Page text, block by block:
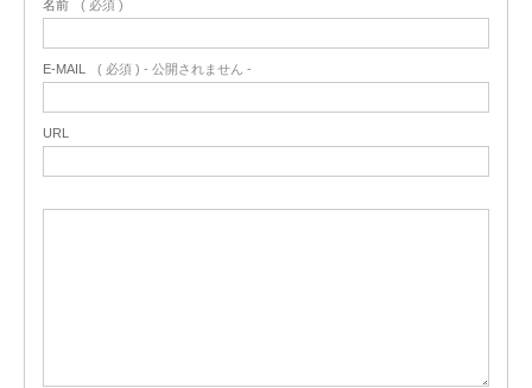
名前 ( 必須 )
E-MAIL ( 必須 ) - 公開されません -
URL